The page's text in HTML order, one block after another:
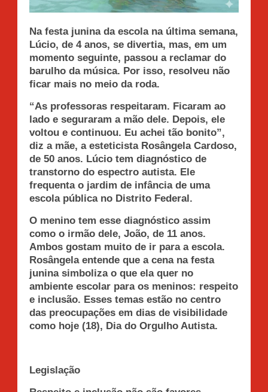
Na festa junina da escola na última semana,
Lúcio, de 4 anos, se divertia, mas, em um
momento seguinte, passou a reclamar do
barulho da música. Por isso, resolveu não
ficar mais no meio da roda.
“As professoras respeitaram. Ficaram ao
lado e seguraram a mão dele. Depois, ele
voltou e continuou. Eu achei tão bonito”,
diz a mãe, a esteticista Rosângela Cardoso,
de 50 anos. Lúcio tem diagnóstico de
transtorno do espectro autista. Ele
frequenta o jardim de infância de uma
escola pública no Distrito Federal.
O menino tem esse diagnóstico assim
como o irmão dele, João, de 11 anos.
Ambos gostam muito de ir para a escola.
Rosângela entende que a cena na festa
junina simboliza o que ela quer no
ambiente escolar para os meninos: respeito
e inclusão. Esses temas estão no centro
das preocupações em dias de visibilidade
como hoje (18), Dia do Orgulho Autista.
Legislação